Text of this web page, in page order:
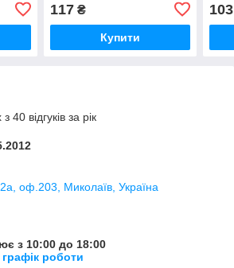
117₴
Купити
103
40 відгуків за рік
оф.203, Миколаїв, Україна
з 10:00 до 18:00
роботи